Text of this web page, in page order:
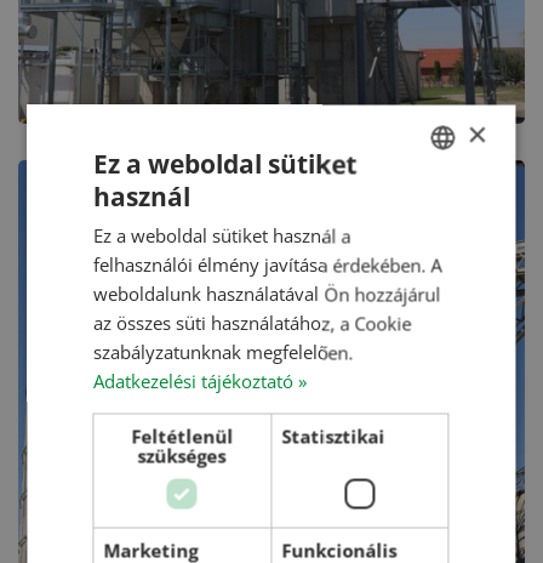
ROMANIAN
CROATIAN
×
Ez a weboldal sütiket
használ
Ez a weboldal sütiket használ a
felhasználói élmény javítása érdekében. A
weboldalunk használatával Ön hozzájárul
az összes süti használatához, a Cookie
szabályzatunknak megfelelően.
Adatkezelési tájékoztató »
Feltétlenül
szükséges
Statisztikai
Marketing Funkcionális